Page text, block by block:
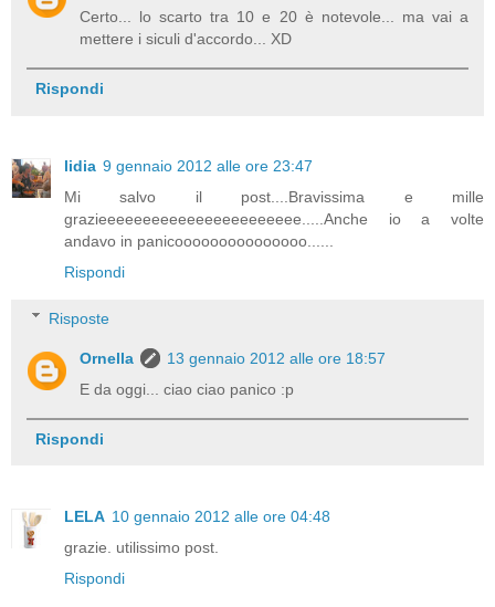
Certo... lo scarto tra 10 e 20 è notevole... ma vai a
mettere i siculi d'accordo... XD
Rispondi
lidia 9 gennaio 2012 alle ore 23:47
Mi salvo il post....Bravissima e mille
grazieeeeeeeeeeeeeeeeeeeeeee.....Anche io a volte
andavo in panicooooooooooooooo......
Rispondi
Risposte
Ornella
13 gennaio 2012 alle ore 18:57
E da oggi... ciao ciao panico :p
Rispondi
LELA 10 gennaio 2012 alle ore 04:48
grazie. utilissimo post.
Rispondi